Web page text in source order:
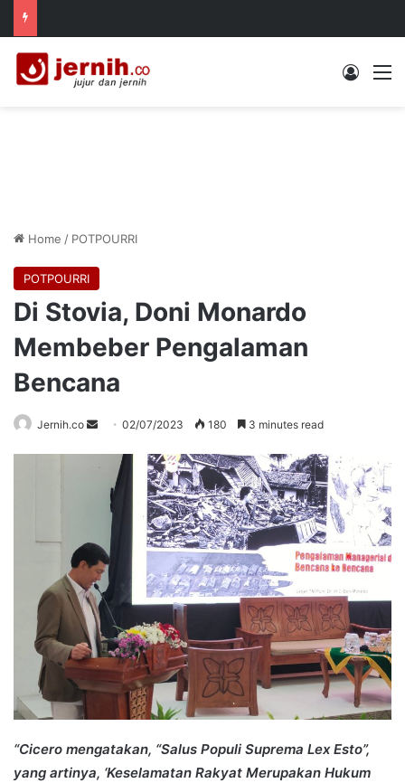
Log In
Home / POTPOURRI
POTPOURRI
Di Stovia, Doni Monardo
Membeber Pengalaman
Bencana
Jernih.co
Send
email
02/07/2023 180 3 minutes read
“Cicero mengatakan, “Salus Populi Suprema Lex Esto”,
yang artinya, ‘Keselamatan Rakyat Merupakan Hukum